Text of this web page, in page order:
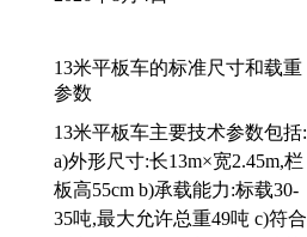
13米平板车的标准尺寸和载重
参数
13米平板车主要技术参数包括:
a)外形尺寸:长13m×宽2.45m,栏
板高55cm b)承载能力:标载30-
35吨,最大允许总重49吨 c)符合